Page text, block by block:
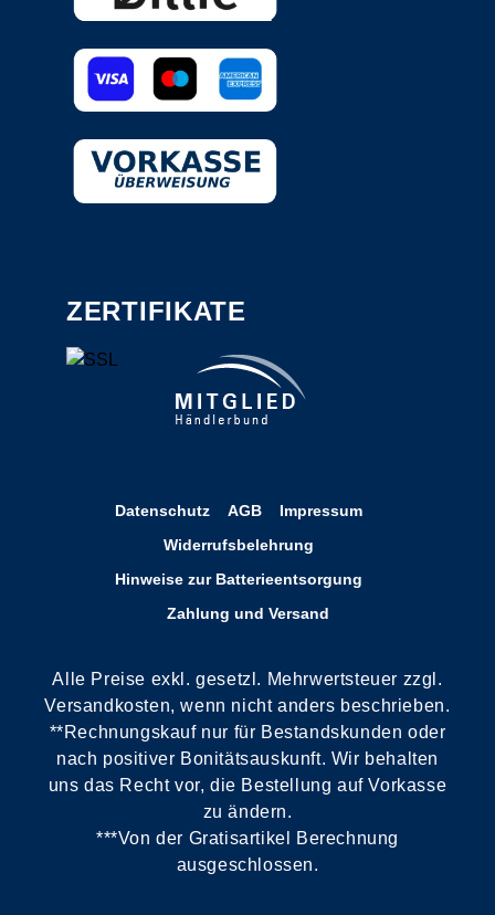
ZERTIFIKATE
Datenschutz AGB
Impressum
Widerrufsbelehrung
Hinweise zur Batterieentsorgung
Zahlung und Versand
Alle Preise exkl. gesetzl. Mehrwertsteuer zzgl.
Versandkosten, wenn nicht anders beschrieben.
**Rechnungskauf nur für Bestandskunden oder
nach positiver Bonitätsauskunft. Wir behalten
uns das Recht vor, die Bestellung auf Vorkasse
zu ändern.
***Von der Gratisartikel Berechnung
ausgeschlossen.